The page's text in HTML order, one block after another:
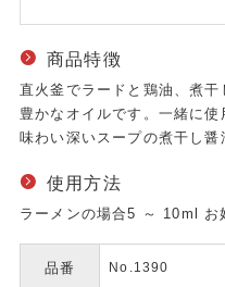
商品特徴
直火釜でラードと鶏油、煮
豊かなオイルです。一緒に使
味わい深いスープの煮干し醤
使用方法
ラーメンの場合5 ～ 10ml お
品番 No.1390